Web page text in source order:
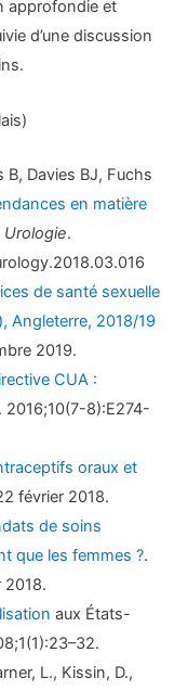
approfondie et
d’une discussion
Davies BJ, Fuchs
en matière
Urologie.
de santé sexuelle
Angleterre, 2018/19
2019.
CUA :
. 2016;10(7-8):E274-
oraux et
février 2018.
de soins
que les femmes ?.
2018.
aux États-
L., Kissin, D.,